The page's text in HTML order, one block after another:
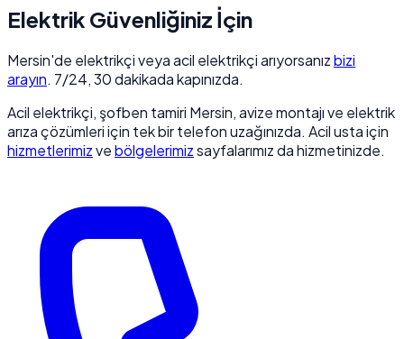
Elektrik Güvenliğiniz İçin
Mersin'de elektrikçi veya acil elektrikçi arıyorsanızbizi
arayın. 7/24, 30 dakikada kapınızda.
Acil elektrikçi, şofben tamiri Mersin, avize montajı ve elektrik
arıza çözümleri için tek bir telefon uzağınızda. Acil usta için
hizmetlerimizvebölgelerimizsayfalarımız da hizmetinizde.